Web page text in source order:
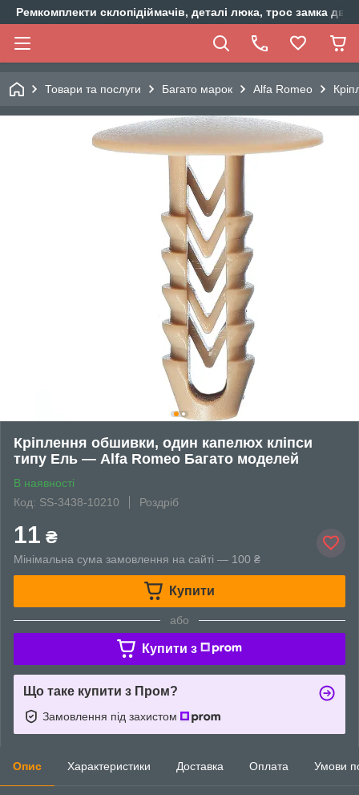
Ремкомплекти склопідіймачів, деталі люка, трос замка
Товари та послуги Багато марок Alfa Romeo
Кріплення обшивки, один капелюх кліпси
типу Ель — Alfa Romeo Багато моделей
В наявності
Код: SS-3438-10210
Роздріб
11 ₴
Мінімальна сума замовлення на сайті — 100 ₴
Купити
або
Купити з
Що таке купити з Пром?
Замовлення під захистом
Опис Характеристики Доставка Оплата Умови